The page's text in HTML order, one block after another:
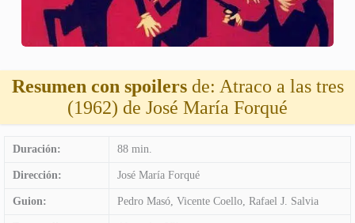
Resumen con spoilersde: Atraco a las tres
(1962) de José María Forqué
Duración: 88 min.
Dirección: José María Forqué
Guion: Pedro Masó, Vicente Coello, Rafael J. Salvia